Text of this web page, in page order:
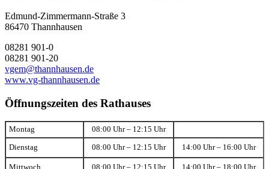
Edmund-Zimmermann-Straße 3
86470 Thannhausen
08281 901-0
08281 901-20
vgem@thannhausen.de
www.vg-thannhausen.de
Öffnungszeiten des Rathauses
Montag 08:00 Uhr – 12:15 Uhr
Dienstag 08:00 Uhr – 12:15 Uhr 14:00 Uhr – 16:00 Uhr